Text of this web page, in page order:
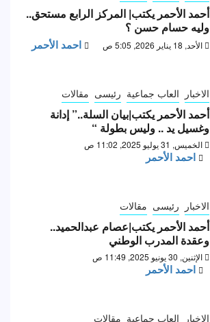
أحمد الأحمر يكتب| المركز الرابع مستحق..
وليه حسام حسن ؟
الأحد, 18 يناير 2026, 5:05 ص احمد الأحمر
الاخبار العاب جماعية رئيسى مقالات
أحمد الأحمر يكتب|بيان السلة..” إدانة
وغسيل يد .. وليس بطولة “
الخميس, 31 يوليو 2025, 11:02 ص
احمد الأحمر
الاخبار رئيسى مقالات
أحمد الأحمر يكتب|عصام عبدالحميد..
وعقدة المدرب الوطني
الإثنين, 30 يونيو 2025, 11:49 ص
احمد الأحمر
الاخبار العاب جماعية مقالات